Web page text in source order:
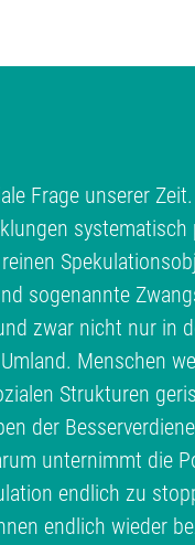
Frage unserer
sogenannte
zwar nicht nur in
Menschen
Strukturen
der
unternimmt die
endlich zu
endlich wieder